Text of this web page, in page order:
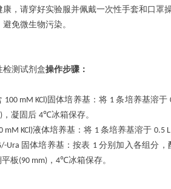
康，请穿好实验服并佩戴一次性手套和口罩
免微生物污染。
检测试剂盒操作步骤：
100 mM KCl)固体培养基：将 1条培养基溶于
，凝固后 4℃冰箱保存。
mM KCl)液体培养基：将 1 条培养基溶于 0.5
Ura 固体培养基：按表 1分别加入各组分，
板 (90 mm) ， 4℃冰箱保存。